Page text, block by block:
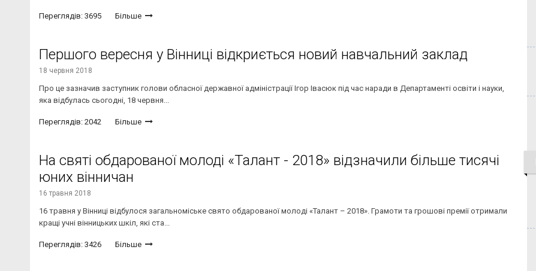
Переглядів: 3695 Більше
Першого вересня у Вінниці відкриється новий навчальний заклад
18 червня 2018
Про це зазначив заступник голови обласної державної адміністрації Ігор Івасюк під час наради в Департаменті освіти і науки,
яка відбулась сьогодні, 18 червня...
Переглядів: 2042 Більше
На святі обдарованої молоді «Талант - 2018» відзначили більше тисячі
юних вінничан
16 травня 2018
16 травня у Вінниці відбулося загальноміське свято обдарованої молоді «Талант – 2018». Грамоти та грошові премії отримали
кращі учні вінницьких шкіл, які ста...
Переглядів: 3426 Більше